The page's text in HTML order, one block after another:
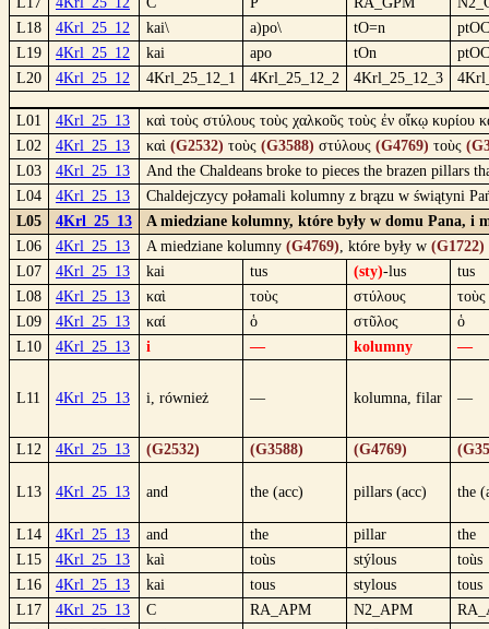
L18
4Krl_25_12 kai\ a)po\ tO=n
L19
4Krl_25_12 kai apo tOn
L20
4Krl_25_12 4Krl_25_12_1 4Krl_25_12_2 4Krl_25_12_3
L01 4Krl_25_13
καὶ τοὺς στύλους τοὺς χαλκοῦς τοὺς ἐν οἴκῳ κυρίου
L02
4Krl_25_13 καὶ (G2532) τοὺς (G3588) στύλους (G4769) τοὺς
L03
4Krl_25_13
And the Chaldeans broke to pieces the brazen pillars
L04
4Krl_25_13
Chaldejczycy połamali kolumny z brązu w świątyni
L05
4Krl_25_13
A miedziane kolumny, które były w domu Pana, i
L06
4Krl_25_13 A miedziane kolumny (G4769), które były w (G1722)
L07
4Krl_25_13 kai tus (sty)-lus
tus
L08
4Krl_25_13 καὶ τοὺς στύλους
τοὺς
L09
4Krl_25_13 καί ὁ στῦλος
ὁ
L10
4Krl_25_13 i — kolumny —
L11 4Krl_25_13 i, również — kolumna, filar —
L12 4Krl_25_13 (G2532) (G3588) (G4769)
L13 4Krl_25_13 and the (acc) pillars (acc) the
L14 4Krl_25_13 and the pillar
the
L15
4Krl_25_13 kaì toùs stýlous
toùs
L16
4Krl_25_13 kai tous stylous
tous
L17
4Krl_25_13 C RA_APM N2_APM